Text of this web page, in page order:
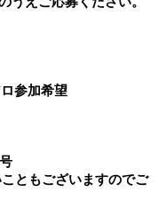
参加希望
ともございますのでご